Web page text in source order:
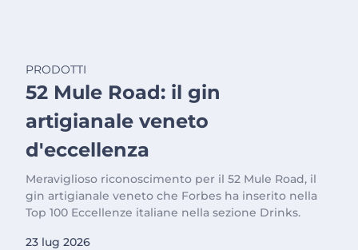
PRODOTTI
52 Mule Road: il gin
artigianale veneto
d'eccellenza
Meraviglioso riconoscimento per il 52 Mule Road, il
gin artigianale veneto che Forbes ha inserito nella
Top 100 Eccellenze italiane nella sezione Drinks.
23 lug 2026